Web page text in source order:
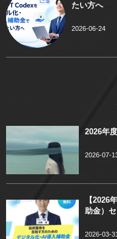
たい方へ
2026-06-24
2026年
2026-07-
【2026
助金）
2026-03-31